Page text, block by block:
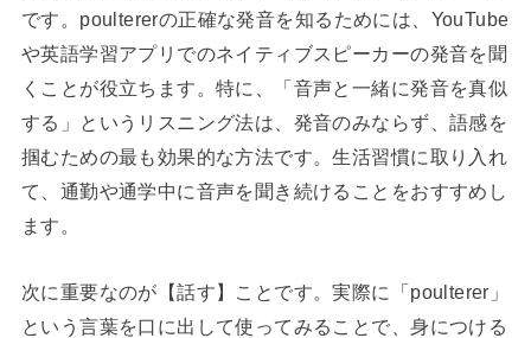
です。poultererの正確な発音を知るためには、YouTube
や英語学習アプリでのネイティブスピーカーの発音を聞
くことが役立ちます。特に、「音声と一緒に発音を真似
する」というリスニング法は、発音のみならず、語感を
掴むための最も効果的な方法です。生活習慣に取り入れ
て、通勤や通学中に音声を聞き続けることをおすすめし
ます。
次に重要なのが【話す】ことです。実際に「poulterer」
という言葉を口に出して使ってみることで、身につける